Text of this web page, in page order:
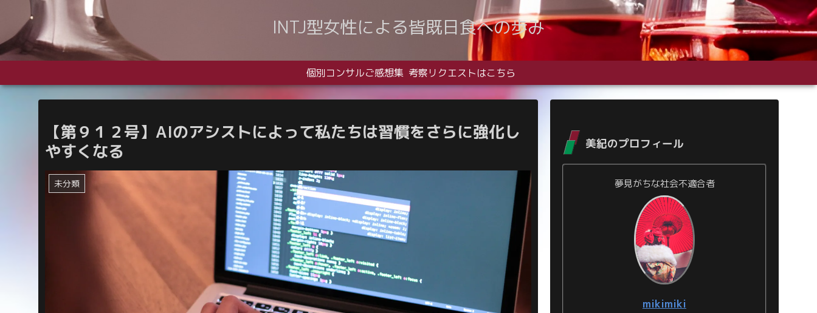
INTJ型女性による皆既日食への歩み
個別コンサルご感想集 考察リクエストはこちら
【第９１２号】AIのアシストによって私たちは習慣をさらに強化し
やすくなる
未分類
美紀のプロフィール
夢見がちな社会不適合者
mikimiki